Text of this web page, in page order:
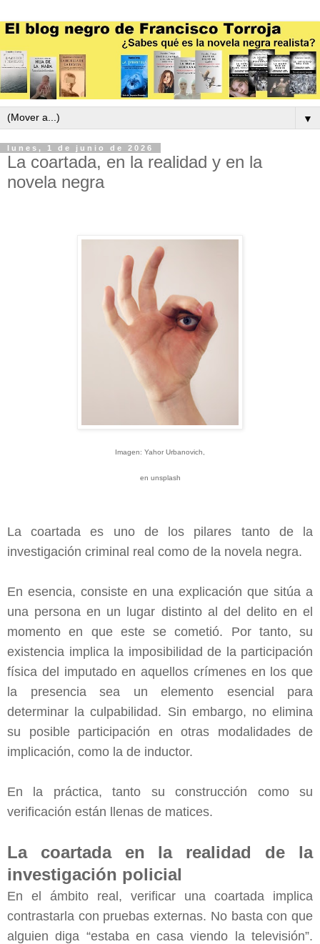
▼
lunes, 1 de junio de 2026
La coartada, en la realidad y en la
novela negra
Imagen: Yahor Urbanovich,
en unsplash
La coartada es uno de los pilares tanto de la
investigación criminal real como de la novela negra.
En esencia, consiste en una explicación que sitúa a
una persona en un lugar distinto al del delito en el
momento en que este se cometió. Por tanto, su
existencia implica la imposibilidad de la participación
física del imputado en aquellos crímenes en los que
la presencia sea un elemento esencial para
determinar la culpabilidad. Sin embargo, no elimina
su posible participación en otras modalidades de
implicación, como la de inductor.
En la práctica, tanto su construcción como su
verificación están llenas de matices.
La coartada en la realidad de la
investigación policial
En el ámbito real, verificar una coartada implica
contrastarla con pruebas externas. No basta con que
alguien diga “estaba en casa viendo la televisión”.